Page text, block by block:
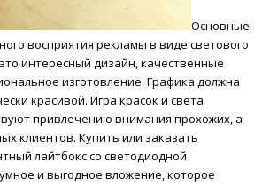
Основные
восприятия рекламы в виде светового
интересный дизайн, качественные
изготовление. Графика должна
красивой. Игра красок и света
привлечению внимания прохожих, а
клиентов. Купить или заказать
лайтбокс со светодиодной
и выгодное вложение, которое